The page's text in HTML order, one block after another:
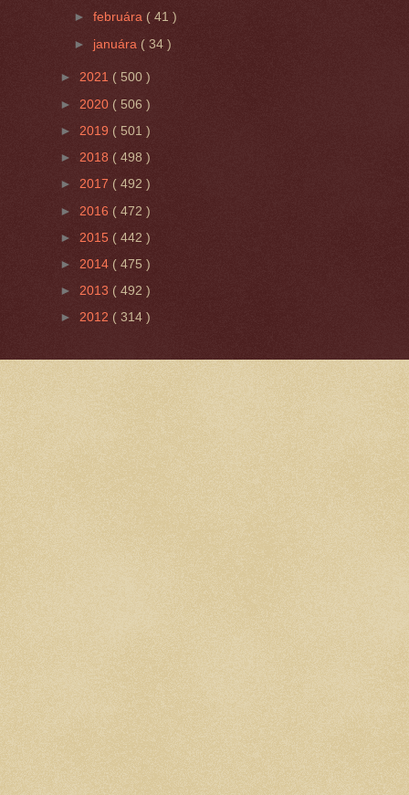
►februára ( 41 )
► januára( 34 )
► 2021 ( 500 )
► 2020 ( 506 )
► 2019 ( 501 )
► 2018 ( 498 )
► 2017 ( 492 )
► 2016 ( 472 )
► 2015 ( 442 )
► 2014 ( 475 )
► 2013 ( 492 )
► 2012 ( 314 )